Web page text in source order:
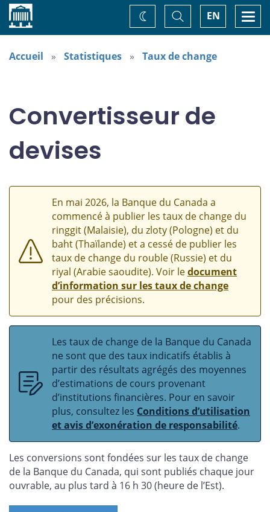
Accueil EN
Basculer
la
recherche
Changez
de
thème
Accueil Statistiques Taux de change
Convertisseur de
devises
En mai 2026, la Banque du Canada a
commencé à publier les taux de change du
ringgit (Malaisie), du zloty (Pologne) et du
baht (Thaïlande) et a cessé de publier les
taux de change du rouble (Russie) et du
riyal (Arabie saoudite). Voir ledocument
d’information sur les taux de change
pour des précisions.
Les taux de change de la Banque du Canada
ne sont que des taux indicatifs établis à
partir des résultats agrégés des moyennes
d’estimations de cours provenant
d’institutions financières. Pour en savoir
plus, consultez les Conditions d’utilisation
et avis d’exonération de responsabilité.
Les conversions sont fondées sur les taux de change
de la Banque du Canada, qui sont publiés chaque jour
ouvrable, au plus tard à 16 h 30 (heure de l’Est).